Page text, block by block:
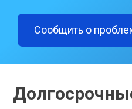
Сообщить о